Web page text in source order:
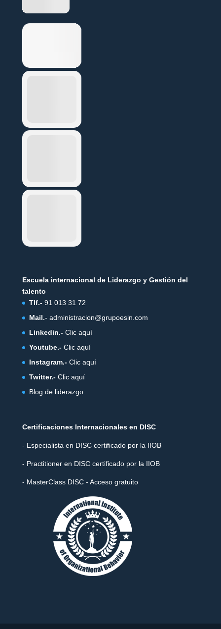
Escuela internacional de Liderazgo y Gestión del
talento
Tlf.-91 013 31 72
Mail.- administracion@grupoesin.com
Linkedin.- Clic aquí
Youtube.- Clic aquí
Instagram.- Clic aquí
Twitter.- Clic aquí
Blog de liderazgo
Certificaciones Internacionales en DISC
- Especialista en DISC certificado por la IIOB
- Practitioner en DISC certificado por la IIOB
- MasterClass DISC - Acceso gratuito